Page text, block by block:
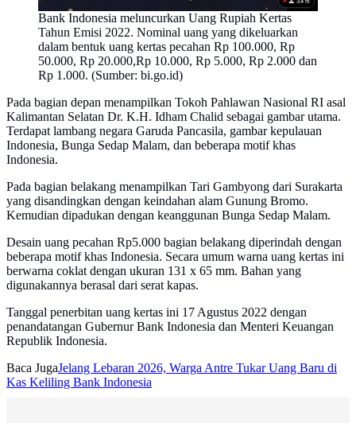
Bank Indonesia meluncurkan Uang Rupiah Kertas
Tahun Emisi 2022. Nominal uang yang dikeluarkan
dalam bentuk uang kertas pecahan Rp 100.000, Rp
50.000, Rp 20.000,Rp 10.000, Rp 5.000, Rp 2.000 dan
Rp 1.000. (Sumber: bi.go.id)
Pada bagian depan menampilkan Tokoh Pahlawan Nasional RI asal
Kalimantan Selatan Dr. K.H. Idham Chalid sebagai gambar utama.
Terdapat lambang negara Garuda Pancasila, gambar kepulauan
Indonesia, Bunga Sedap Malam, dan beberapa motif khas
Indonesia.
Pada bagian belakang menampilkan Tari Gambyong dari Surakarta
yang disandingkan dengan keindahan alam Gunung Bromo.
Kemudian dipadukan dengan keanggunan Bunga Sedap Malam.
Desain uang pecahan Rp5.000 bagian belakang diperindah dengan
beberapa motif khas Indonesia. Secara umum warna uang kertas ini
berwarna coklat dengan ukuran 131 x 65 mm. Bahan yang
digunakannya berasal dari serat kapas.
Tanggal penerbitan uang kertas ini 17 Agustus 2022 dengan
penandatangan Gubernur Bank Indonesia dan Menteri Keuangan
Republik Indonesia.
Baca JugaJelang Lebaran 2026, Warga Antre Tukar Uang Baru di
Kas Keliling Bank Indonesia